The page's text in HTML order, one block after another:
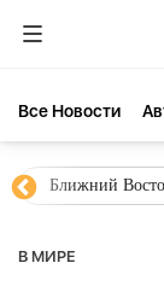
Все Новости
Ближний
В МИРЕ